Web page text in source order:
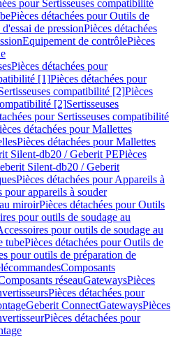
pour Sertisseuses compatibilité
Pièces détachées pour Outils de
de pressionPièces détachées
Equipement de contrôlePièces
Pièces détachées pour
[1]Pièces détachées pour
compatibilité [2]Pièces
[2]Sertisseuses
pour Sertisseuses compatibilité
détachées pour Mallettes
Pièces détachées pour Mallettes
Silent-db20 / Geberit PEPièces
Silent-db20 / Geberit
Pièces détachées pour Appareils à
pour appareils à souder
miroirPièces détachées pour Outils
pour outils de soudage au
pour outils de soudage au
tubePièces détachées pour Outils de
pour outils de préparation de
Composants
réseauGatewaysPièces
Pièces détachées pour
Geberit ConnectGatewaysPièces
Pièces détachées pour